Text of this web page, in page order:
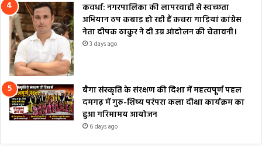
कवर्धा: नगरपालिका की लापरवाही से स्वच्छता
अभियान ठप कबाड़ हो रही हैं कचरा गाड़ियां कांग्रेस
नेता दीपक ठाकुर ने दी उग्र आंदोलन की चेतावनी।
3 days ago
बैगा संस्कृति के संरक्षण की दिशा में महत्वपूर्ण पहल
दमगढ़ में गुरु-शिष्य परंपरा कला दीक्षा कार्यक्रम का
हुआ गरिमामय आयोजन
6 days ago